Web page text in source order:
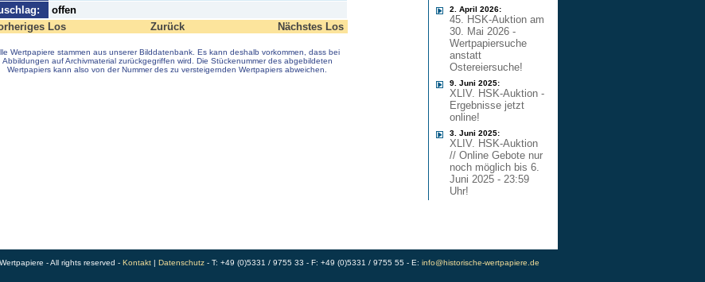
offen
Los
Zurück Nächstes Los
Wertpapiere stammen aus unserer Bilddatenbank. Es kann deshalb vorkommen, dass bei
Abbildungen auf Archivmaterial zurückgegriffen wird. Die Stückenummer des abgebildeten
Wertpapiers kann also von der Nummer des zu versteigernden Wertpapiers abweichen.
2. April 2026:
45. HSK-Auktion am
30. Mai 2026 -
Wertpapiersuche
anstatt
Ostereiersuche!
9. Juni 2025:
XLIV. HSK-Auktion -
Ergebnisse jetzt
online!
3. Juni 2025:
XLIV. HSK-Auktion
// Online Gebote nur
noch möglich bis 6.
Juni 2025 - 23:59
Uhr!
- All rights reserved - Kontakt| Datenschutz- T: +49 (0)5331 / 9755 33 - F: +49 (0)5331 / 9755 55 - E: info@historische-wertpapiere.de